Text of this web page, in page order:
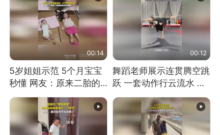
00:14
5岁姐姐示范 5个月宝宝
秒懂 网友：原来二胎的
快乐长这样
00:12
舞蹈老师展示连贯腾空跳
跃 一套动作行云流水 节
奏感拉满 网友：怎么做
到又舞又武的？